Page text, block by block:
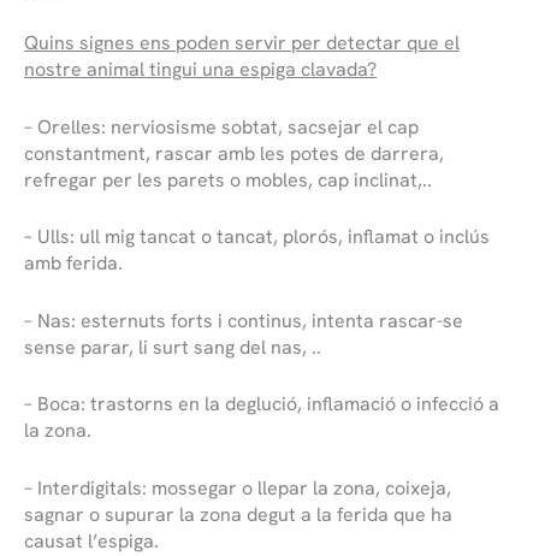
Quins signes ens poden servir per detectar que el
nostre animal tingui una espiga clavada?
– Orelles: nerviosisme sobtat, sacsejar el cap
constantment, rascar amb les potes de darrera,
refregar per les parets o mobles, cap inclinat,..
– Ulls: ull mig tancat o tancat, plorós, inflamat o inclús
amb ferida.
– Nas: esternuts forts i continus, intenta rascar-se
sense parar, li surt sang del nas, ..
– Boca: trastorns en la deglució, inflamació o infecció a
la zona.
– Interdigitals: mossegar o llepar la zona, coixeja,
sagnar o supurar la zona degut a la ferida que ha
causat l’espiga.